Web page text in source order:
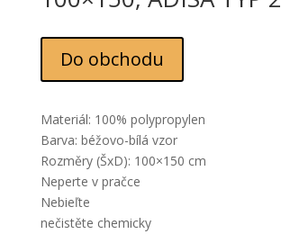
Do obchodu
Materiál: 100% polypropylen
Barva: béžovo-bílá vzor
Rozměry (ŠxD): 100×150 cm
Neperte v pračce
Nebieľte
nečistěte chemicky